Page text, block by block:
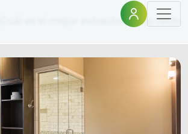
¿Cuál es el mejor extractor baño